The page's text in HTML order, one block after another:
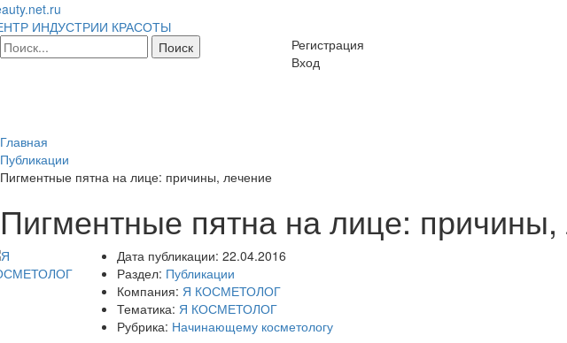
ИНДУСТРИИ КРАСОТЫ
Регистрация
Вход
Главная
Публикации
Пигментные пятна на лице: причины, лечение
Пигментные пятна на лице: причины,
Дата публикации: 22.04.2016
Раздел: Публикации
Компания: Я КОСМЕТОЛОГ
Тематика: Я КОСМЕТОЛОГ
Рубрика: Начинающему косметологу